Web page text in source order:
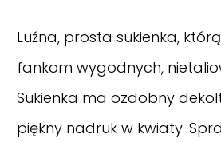
Luźna, prosta sukienka,
fankom wygodnych,
Sukienka ma ozdobny
piękny nadruk w kwiaty.